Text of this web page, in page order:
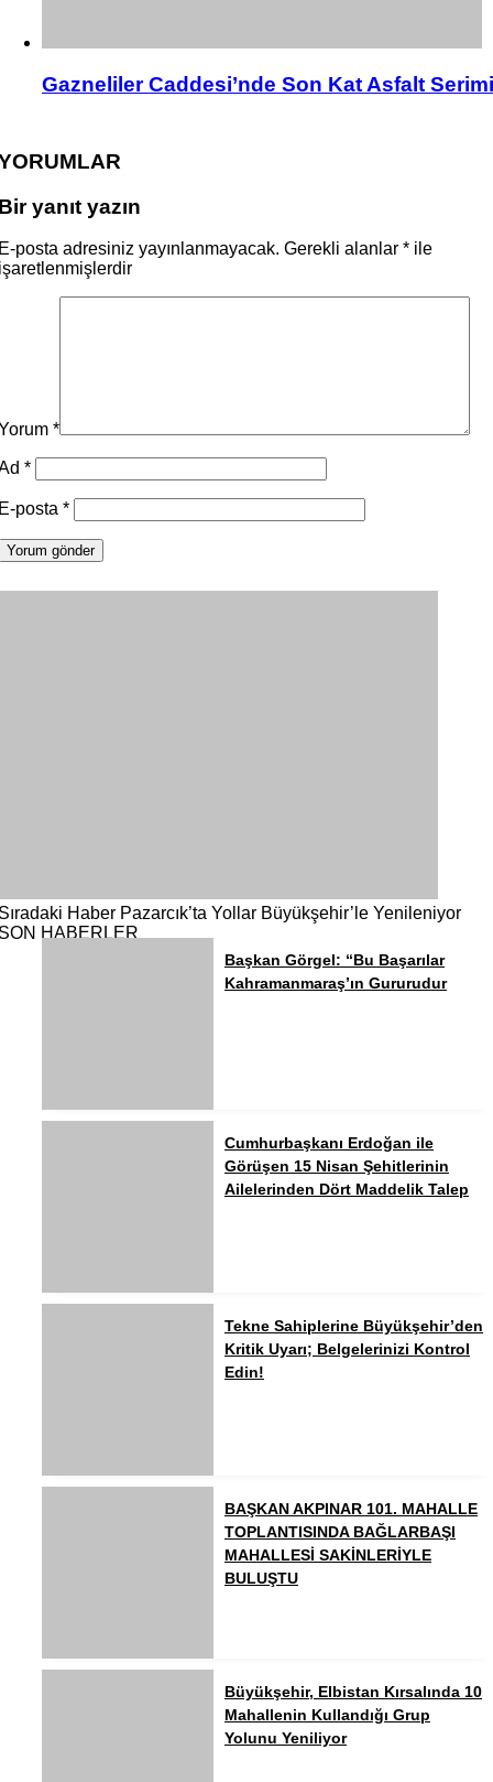
Gazneliler Caddesi’nde Son Kat Asfalt Serimi
yanıt yazın
posta adresiniz yayınlanmayacak. Gerekli alanlar * ile
*
*
posta *
Haber Pazarcık’ta Yollar Büyükşehir’le Yenileniyor
HABERLER
Başkan Görgel: “Bu Başarılar
Kahramanmaraş’ın Gururudur
Cumhurbaşkanı Erdoğan ile
Görüşen 15 Nisan Şehitlerinin
Ailelerinden Dört Maddelik Talep
Tekne Sahiplerine Büyükşehir’den
Kritik Uyarı; Belgelerinizi Kontrol
Edin!
BAŞKAN AKPINAR 101. MAHALLE
TOPLANTISINDA BAĞLARBAŞI
MAHALLESİ SAKİNLERİYLE
BULUŞTU
Büyükşehir, Elbistan Kırsalında 10
Mahallenin Kullandığı Grup
Yolunu Yeniliyor